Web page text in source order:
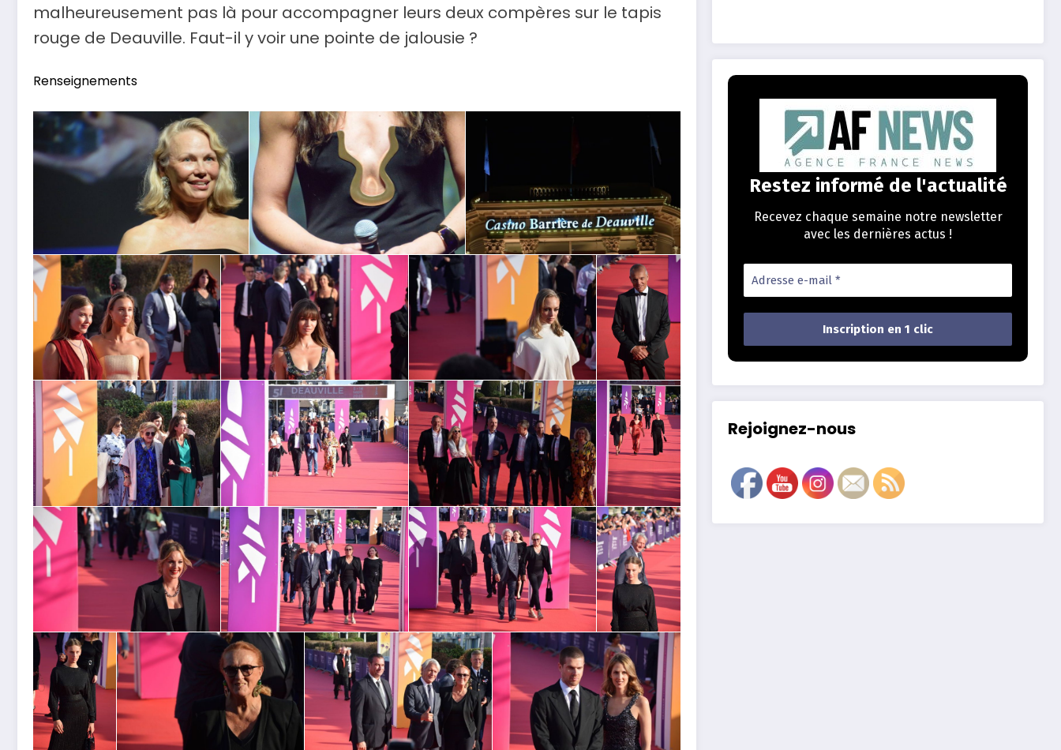
malheureusement pas là pour accompagner leurs deux compères sur le tapis
rouge de Deauville. Faut-il y voir une pointe de jalousie ?
Renseignements
Restez informé de l'actualité
Recevez chaque semaine notre newsletter
avec les dernières actus !
Rejoignez-nous